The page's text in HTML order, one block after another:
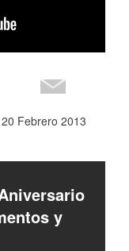
Febrero 2013
y